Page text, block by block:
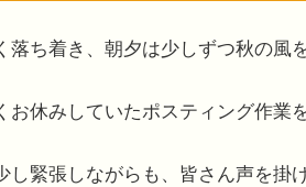
落ち着き、朝夕は少しずつ秋の風
お休みしていたポスティング作業
し緊張しながらも、皆さん声を掛